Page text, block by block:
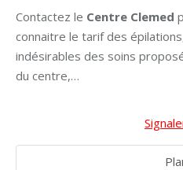
Contactez le Centre Clemed
connaitre le tarif des
indésirables des soins
du centre,…